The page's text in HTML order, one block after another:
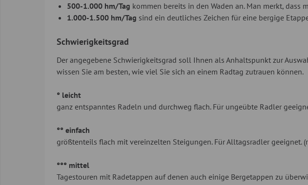
500-1.000 hm/Tag kommen bereits in den Waden an. Man merkt, dass
1.000-1.500 hm/Tag sind ein deutliches Zeichen für eine bergige
Schwierigkeitsgrad
Der angegebene Schwierigkeitsgrad soll Ihnen als Anhaltspunkt zur
wissen Sie am besten, wie viel Sie sich an einem Radtag zutrauen können.
° leicht
ganz entspanntes Radeln und durchweg flach. Für ungeübte Radler
°° einfach
größtenteils flach mit vereinzelten Steigungen. Für Alltagsradler geeignet.
°°° mittel
Tagestouren mit Radetappen auf denen auch einige Bergetappen zu